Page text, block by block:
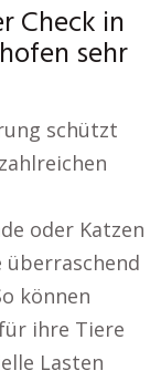
Check in
sehr
schützt
oder Katzen
überraschend
können
ihre Tiere
Lasten